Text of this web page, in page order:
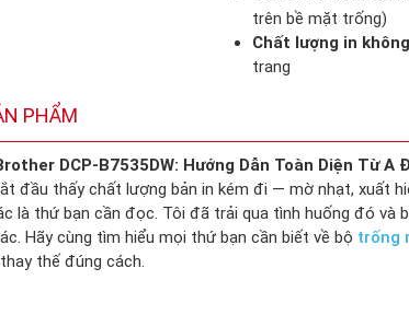
trên bề mặt trống)
Chất lượng in
trang
PHẨM
DCP-B7535DW: Hướng Dẫn Toàn Diện Từ A
đầu thấy chất lượng bản in kém đi — mờ nhạt, xuất
là thứ bạn cần đọc. Tôi đã trải qua tình huống đó và
Hãy cùng tìm hiểu mọi thứ bạn cần biết về bộ trống
thế đúng cách.